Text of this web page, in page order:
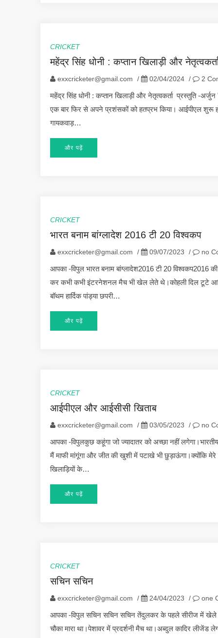
CRICKET
महेंद्र सिंह धोनी : कप्तान खिलाड़ी और
exxcricketer@gmail.com / 02/04/2024 / 2
महेंद्र सिंह धोनी : कप्तान खिलाड़ी और नेतृत्वकर्ता प्रस्तुति -
एक बार फिर से अपने प्रशंसकों को हतप्रभ किया। आईपीएल शुरू
गायकवाड़…
और पढ़ें
CRICKET
भारत बनाम बांग्लादेश 2016 टी 20 विश्वकप
exxcricketer@gmail.com / 09/07/2023 / no
आपका -विपुल भारत बनाम बांग्लादेश2016 टी 20 विश्वकप2016
कर कभी कभी इंटरनेशनल मैच भी खेल लेते थे।कोहली दिल टूटे
बॉथम हार्दिक पांड्या छपरी…
और पढ़ें
CRICKET
आईपीएल और आईसीसी खिताब
exxcricketer@gmail.com / 03/05/2023 / no
आपका -विपुलकुछ कहूंगा जो ज्यादातर को अच्छा नहीं
मैं माफी मांगूंगा और जीत की खुशी में पटाखे भी छुड़ाऊंगा।क्योंकि मेरे
खिलाड़ियों के…
और पढ़ें
CRICKET
सचिन सचिन
exxcricketer@gmail.com / 24/04/2023 / one
आपका -विपुल सचिन सचिन सचिन तेंदुलकर के पहले सीरीज में
चौका मारा था।पेशावर में प्रदर्शनी मैच था।अब्दुल कादिर